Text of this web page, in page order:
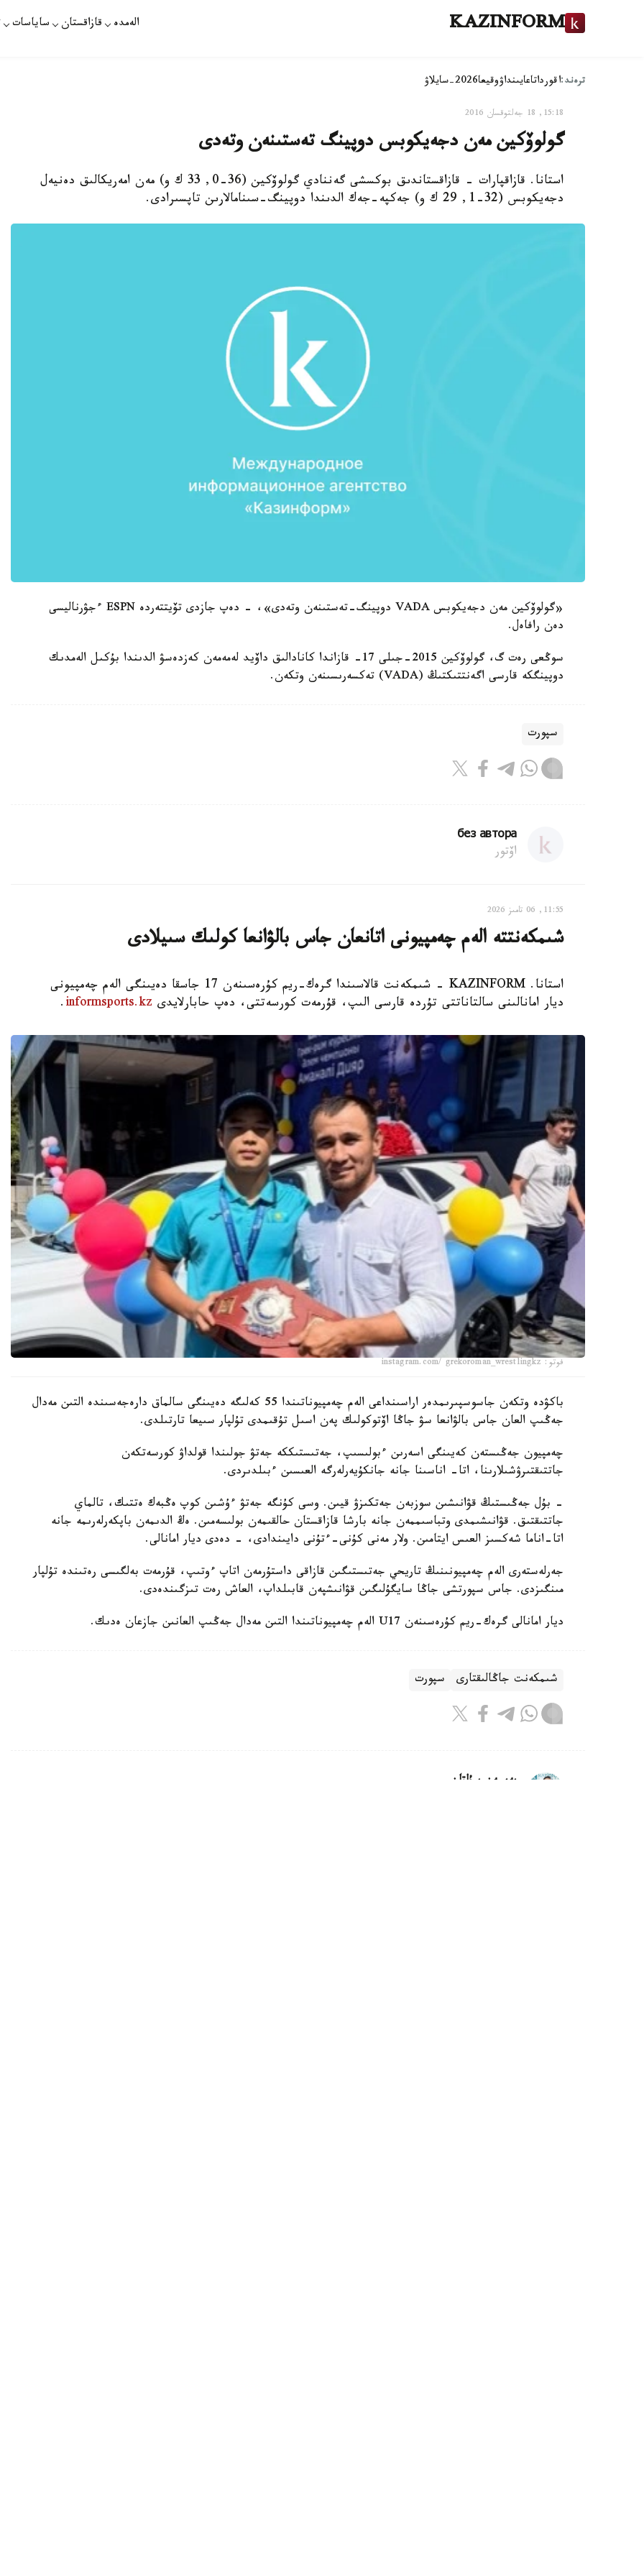
KAZINFORM الەمدە قازاقستان ساياسات
ترەند:اقورداتاعايىنداۋوقيعا2026-سايلاۋ
15:18, 18 جەلتوقسان 2016
گولوۆكين مەن دجەيكوبس دوپينگ تەستىنەن وتەدى
استانا. قازاقپارات - قازاقستاندىق بوكسشى گەننادي گولوۆكين (36-0, 33 ك و) مەن امەريكالىق دەنيەل
دجەيكوبس (32-1, 29 ك و) جەكپە-جەك الدىندا دوپينگ-سىنامالارىن تاپسىرادى.
«گولوۆكين مەن دجەيكوبس VADA دوپينگ-تەستىنەن وتەدى»، - دەپ جازدى تۆيتتەردە ESPN ءجۋرناليسى
دەن رافاەل.
سوڭعى رەت گ، گولوۆكين 2015-جىلى 17- قازاندا كانادالىق داۆيد لەمەمەن كەزدەسۋ الدىندا بۇكىل الەمدىك
دوپينگكە قارسى اگەنتتىكتىڭ (VADA) تەكسەرىسىنەن وتكەن.
سپورت
без автора
اۆتور
11:55, 06 تامىز 2026
شىمكەنتتە الەم چەمپيونى اتانعان جاس بالۋانعا كولىك سىيلادى
استانا. KAZINFORM - شىمكەنت قالاسىندا گرەك-ريم كۇرەسىنەن 17 جاسقا دەيىنگى الەم چەمپيونى
ديار امانالىنى سالتاناتتى تۇردە قارسى الىپ، قۇرمەت كورسەتتى، دەپ حابارلايدى informsports.kz
.
فوتو: instagram.com/ grekoroman_wrestlingkz
باكۋدە وتكەن جاسوسپىرىمدەر اراسىنداعى الەم چەمپيوناتىندا 55 كەلىگە دەيىنگى سالماق دارەجەسىندە التىن مەدال
جەڭىپ العان جاس بالۋانعا سۋ جاڭا اۆتوكولىك پەن اسىل تۇقىمدى تۇلپار سىيعا تارتىلدى.
چەمپيون جەڭىستەن كەيىنگى اسەرىن ءبولىسىپ، جەتىستىككە جەتۋ جولىندا قولداۋ كورسەتكەن
جاتتىقتىرۋشىلارىنا، اتا- اناسىنا جانە جانكۇيەرلەرگە العىسىن ءبىلدىردى.
- بۇل جەڭىستىڭ قۋانىشىن سوزبەن جەتكىزۋ قيىن. وسى كۇنگە جەتۋ ءۇشىن كوپ ەڭبەك ەتتىك، تالماي
جاتتىقتىق. قۋانىشىمدى وتباسىممەن جانە بارشا قازاقستان حالقىمەن بولىسەمىن. ەڭ الدىمەن باپكەرلەرىمە جانە
اتا-اناما شەكسىز العىس ايتامىن. ولار مەنى كۇنى-ءتۇنى دايىندادى، - دەدى ديار امانالى.
جەرلەستەرى الەم چەمپيونىنىڭ تاريحي جەتىستىگىن قازاقى داستۇرمەن اتاپ ءوتىپ، قۇرمەت بەلگىسى رەتىندە تۇلپار
مىنگىزدى. جاس سپورتشى جاڭا سايگۇلىگىن قۋانىشپەن قابىلداپ، العاش رەت تىزگىندەدى.
ديار امانالى گرەك-ريم كۇرەسىنەن U17 الەم چەمپيوناتىندا التىن مەدال جەڭىپ العانىن جازعان ەدىك.
شىمكەنت جاڭالىقتارى سپورت
بەيسەن سۇلتان